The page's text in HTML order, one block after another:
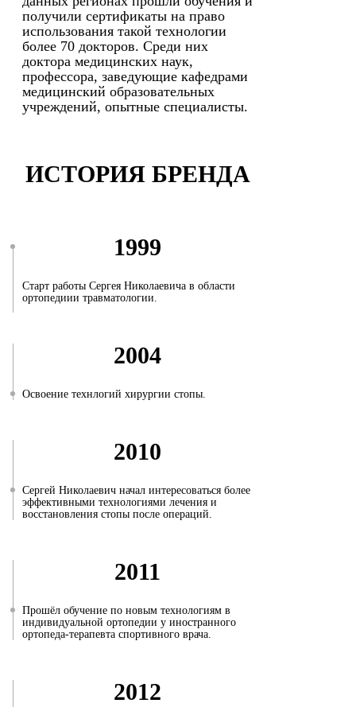
получили сертификаты на право
использования такой технологии
более 70 докторов. Среди них
доктора медицинских наук,
профессора, заведующие кафедрами
медицинский образовательных
учреждений, опытные специалисты.
ИСТОРИЯ БРЕНДА
1999
Старт работы Сергея Николаевича в области
ортопедиии травматологии.
2004
Освоение технлогий хирургии стопы.
2010
Сергей Николаевич начал интересоваться более
эффективными технологиями лечения и
восстановления стопы после операций.
2011
Прошёл обучение по новым технологиям в
индивидуальной ортопедии у иностранного
ортопеда-терапевта спортивного врача.
2012